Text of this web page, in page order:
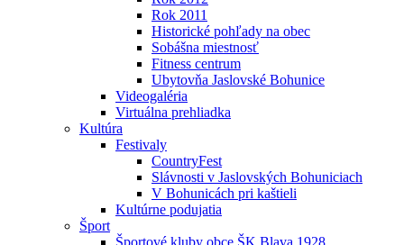
Rok 2011
Historické pohľady na obec
Sobášna miestnosť
Fitness centrum
Ubytovňa Jaslovské Bohunice
Videogaléria
Virtuálna prehliadka
Kultúra
Festivaly
CountryFest
Slávnosti v Jaslovských Bohuniciach
V Bohunicách pri kaštieli
Kultúrne podujatia
Šport
Športové kluby obce ŠK Blava 1928